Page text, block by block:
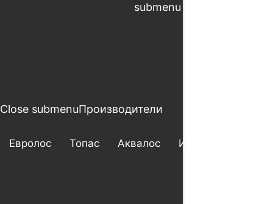
submenu
Close submenuПроизводители
Евролос Топас Аквалос Итал